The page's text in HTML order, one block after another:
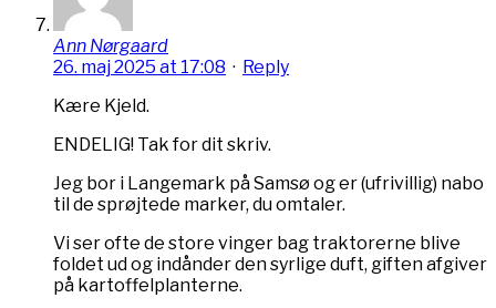
Ann Nørgaard
26. maj 2025 at 17:08 · Reply
Kære Kjeld.
ENDELIG! Tak for dit skriv.
Jeg bor i Langemark på Samsø og er (ufrivillig) nabo
til de sprøjtede marker, du omtaler.
Vi ser ofte de store vinger bag traktorerne blive
foldet ud og indånder den syrlige duft, giften afgiver
på kartoffelplanterne.